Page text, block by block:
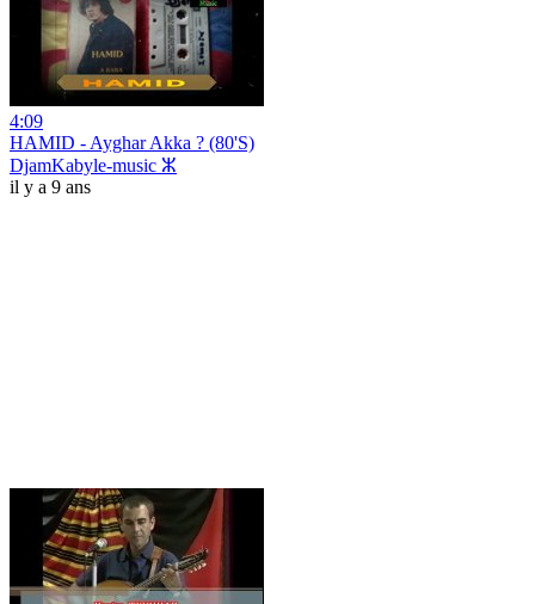
4:09
HAMID - Ayghar Akka ? (80'S)
DjamKabyle-music ⵣ
il y a 9 ans